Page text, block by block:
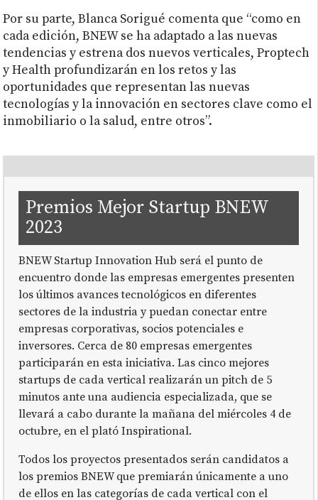
Por su parte, Blanca Sorigué comenta que “como en
cada edición, BNEW se ha adaptado a las nuevas
tendencias y estrena dos nuevos verticales, Proptech
y Health profundizarán en los retos y las
oportunidades que representan las nuevas
tecnologías y la innovación en sectores clave como el
inmobiliario o la salud, entre otros”.
Premios Mejor Startup BNEW
2023
BNEW Startup Innovation Hub será el punto de
encuentro donde las empresas emergentes presenten
los últimos avances tecnológicos en diferentes
sectores de la industria y puedan conectar entre
empresas corporativas, socios potenciales e
inversores. Cerca de 80 empresas emergentes
participarán en esta iniciativa. Las cinco mejores
startups de cada vertical realizarán un pitch de 5
minutos ante una audiencia especializada, que se
llevará a cabo durante la mañana del miércoles 4 de
octubre, en el plató Inspirational.
Todos los proyectos presentados serán candidatos a
los premios BNEW que premiarán únicamente a uno
de ellos en las categorías de cada vertical con el